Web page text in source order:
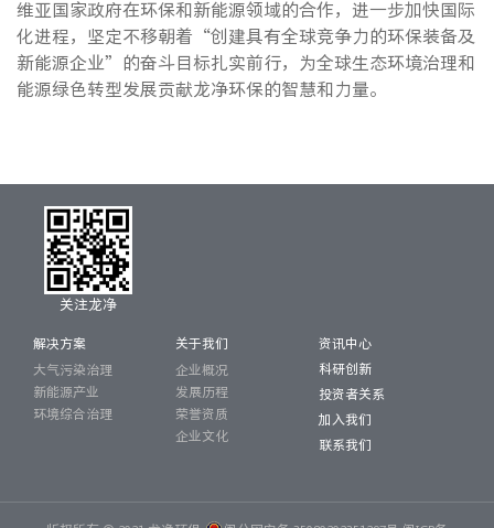
维亚国家政府在环保和新能源领域的合作，进一步加快国际
化进程，坚定不移朝着“创建具有全球竞争力的环保装备及
新能源企业”的奋斗目标扎实前行，为全球生态环境治理和
能源绿色转型发展贡献龙净环保的智慧和力量。
关注龙净
解决方案
大气污染治理
新能源产业
环境综合治理
关于我们
企业概况
发展历程
荣誉资质
企业文化
资讯中心
科研创新
投资者关系
加入我们
联系我们